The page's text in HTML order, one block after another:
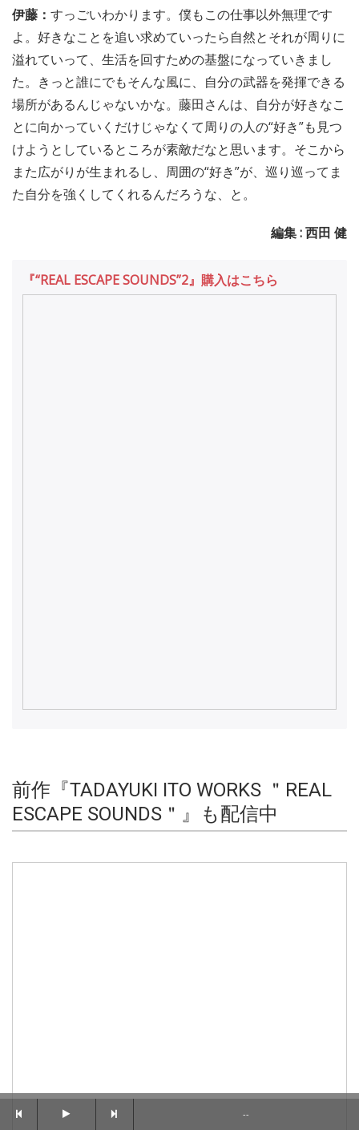
伊藤： すっごいわかります。僕もこの仕事以外無理です
よ。好きなことを追い求めていったら自然とそれが周りに
溢れていって、生活を回すための基盤になっていきまし
た。きっと誰にでもそんな風に、自分の武器を発揮できる
場所があるんじゃないかな。藤田さんは、自分が好きなこ
とに向かっていくだけじゃなくて周りの人の“好き”も見つ
けようとしているところが素敵だなと思います。そこから
また広がりが生まれるし、周囲の“好き”が、巡り巡ってま
た自分を強くしてくれるんだろうな、と。
編集 : 西田 健
『“REAL ESCAPE SOUNDS”2』購入はこちら
前作『TADAYUKI ITO WORKS ＂REAL
ESCAPE SOUNDS＂』も配信中
--